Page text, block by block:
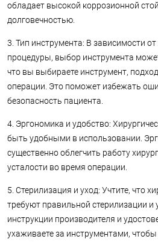
обладает высокой коррозионной
долговечностью.
3. Тип инструмента: В зависимости от
процедуры, выбор инструмента
что вы выбираете инструмент,
операции. Это поможет избежать
безопасность пациента.
4. Эргономика и удобство:
быть удобными в использовании.
существенно облегчить работу
усталости во время операции.
5. Стерилизация и уход: Учтите, что
требуют правильной стерилизации и
инструкции производителя и
ухаживаете за инструментами,